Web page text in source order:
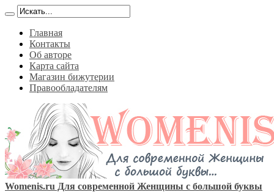
Главная
Контакты
Об авторе
Карта сайта
Магазин бижутерии
Правообладателям
Womenis.ru Для современной Женщины с большой буквы